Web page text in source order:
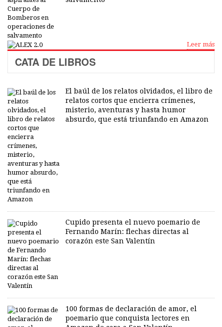
Leer más
CATA DE LIBROS
El baúl de los relatos olvidados, el libro de
relatos cortos que encierra crímenes,
misterio, aventuras y hasta humor
absurdo, que está triunfando en Amazon
Cupido presenta el nuevo poemario de
Fernando Marín: flechas directas al
corazón este San Valentín
100 formas de declaración de amor, el
poemario que conquista lectores en